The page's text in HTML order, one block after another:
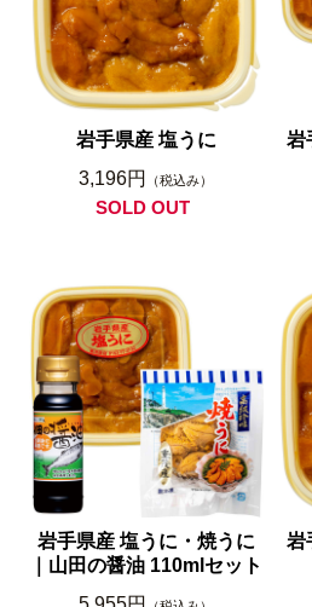
岩手県産 塩うに
3,196円
（税込み）
SOLD OUT
岩
岩手県産 塩うに・焼うに
｜山田の醤油 110mlセット
岩